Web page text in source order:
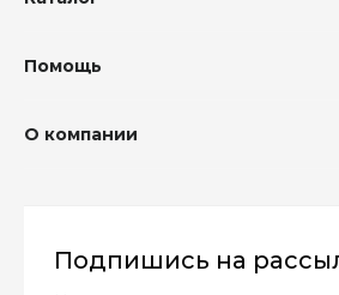
Помощь
О компании
Подпишись на